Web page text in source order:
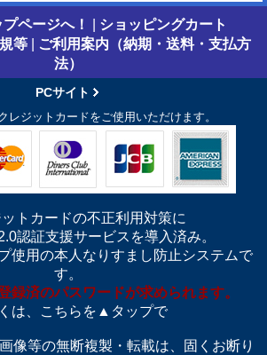
ページへ！
ショッピングカート
等
ご利用案内（納期・送料・支払方
法）
PCサイト
レジットカードをご使用いただけます。
トカードの不正利用対策に
認証支援サービスを導入済み。
使用の本人なりすまし防止システムで
す。
録済のパスワードが求められます。
は、こちらを▲タップで
像等の無断複製・転載は、固くお断り